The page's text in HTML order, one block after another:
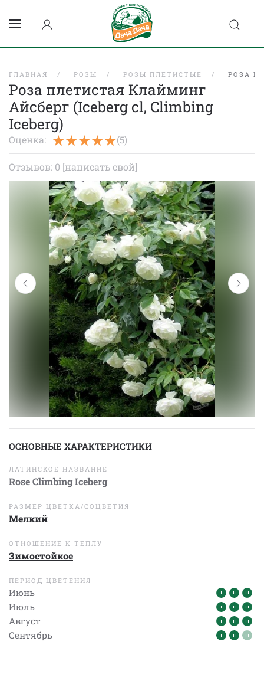
ГЛАВНАЯ РОЗЫ РОЗЫ ПЛЕТИСТЫЕ РОЗА
Роза плетистая Клайминг
Айсберг (Iceberg cl, Climbing
Iceberg)
Оценка: (5)
Отзывов: 0 [написать свой]
ОСНОВНЫЕ ХАРАКТЕРИСТИКИ
ЛАТИНСКОЕ НАЗВАНИЕ
Rose Climbing Iceberg
РАЗМЕР ЦВЕТКА/СОЦВЕТИЯ
Мелкий
ОТНОШЕНИЕ К ТЕПЛУ
Зимостойкое
ПЕРИОД ЦВЕТЕНИЯ
Июнь
Июль
Август
Сентябрь